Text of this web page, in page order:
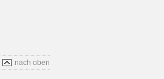
nach oben